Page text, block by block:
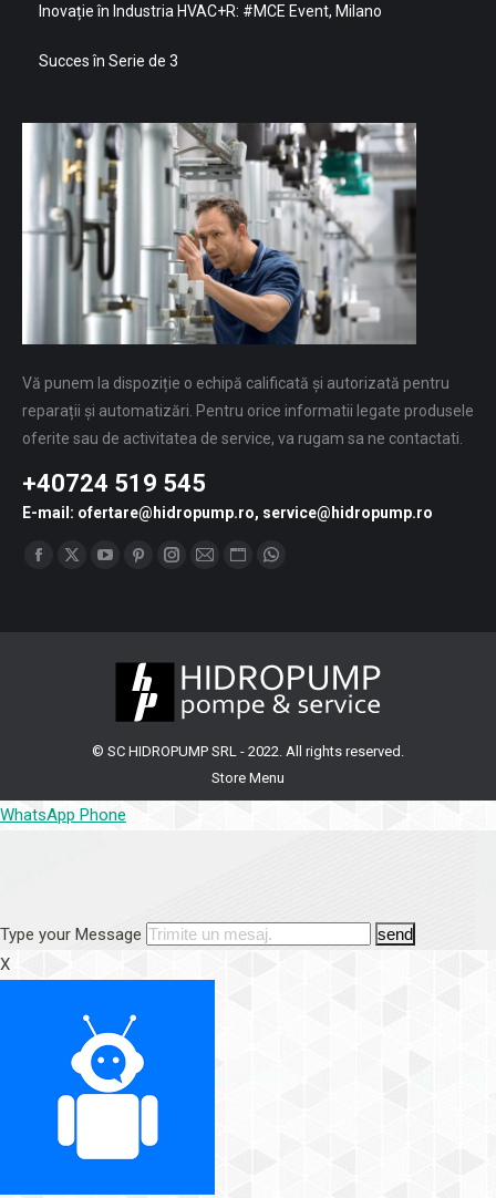
Inovație în Industria HVAC+R: #MCE Event, Milano
Succes în Serie de 3
Vă punem la dispoziție o echipă calificată și autorizată pentru
reparații și automatizări. Pentru orice informatii legate produsele
oferite sau de activitatea de service, va rugam sa ne contactati.
+40724 519 545
E-mail: ofertare@hidropump.ro, service@hidropump.ro
Find us on:
Facebook
X
YouTube
new
window
Pinterest
new
window
Instagram
new
window
Mail
new
window
Website
new
window
Whatsapp
new
window
© SC HIDROPUMP SRL - 2022. All rights reserved.
Store Menu
WhatsApp Phone
Type your Message send
X